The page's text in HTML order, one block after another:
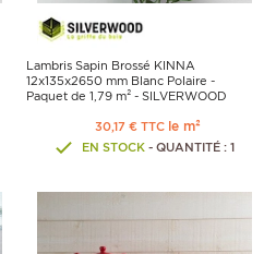
Lambris Sapin Brossé KINNA
12x135x2650 mm Blanc Polaire -
Paquet de 1,79 m² - SILVERWOOD
30,17 € TTC le m²
EN STOCK- QUANTITÉ : 1